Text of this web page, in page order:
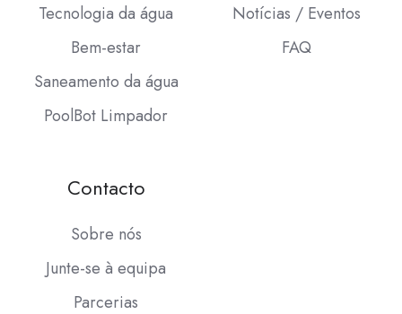
Tecnologia da água
Bem-estar
Saneamento da água
PoolBot Limpador
Notícias / Eventos
FAQ
Contacto
Sobre nós
Junte-se à equipa
Parcerias